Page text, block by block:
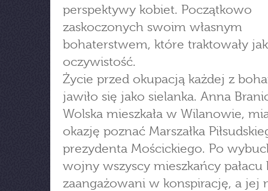
perspektywy kobiet. Początkowo
zaskoczonych swoim własnym
bohaterstwem, które traktowały
oczywistość.
Życie przed okupacją każdej z
jawiło się jako sielanka. Anna
Wolska mieszkała w Wilanowie,
okazję poznać Marszałka
prezydenta Mościckiego. Po
wojny wszyscy mieszkańcy pałacu
zaangażowani w konspirację, a jej